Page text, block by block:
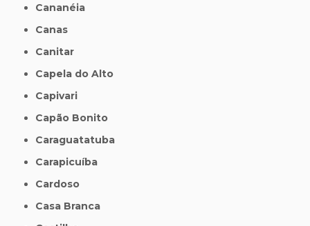
Cananéia
Canas
Canitar
Capela do Alto
Capivari
Capão Bonito
Caraguatatuba
Carapicuíba
Cardoso
Casa Branca